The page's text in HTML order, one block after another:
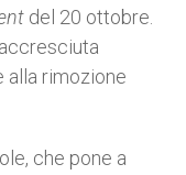
del 20 ottobre.
alla rimozione
che pone a